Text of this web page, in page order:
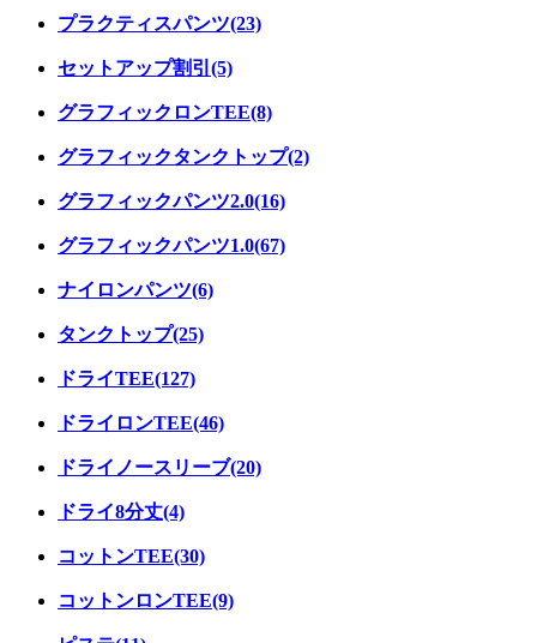
プラクティスパンツ(23)
セットアップ割引(5)
グラフィックロンTEE(8)
グラフィックタンクトップ(2)
グラフィックパンツ2.0(16)
グラフィックパンツ1.0(67)
ナイロンパンツ(6)
タンクトップ(25)
ドライTEE(127)
ドライロンTEE(46)
ドライノースリーブ(20)
ドライ8分丈(4)
コットンTEE(30)
コットンロンTEE(9)